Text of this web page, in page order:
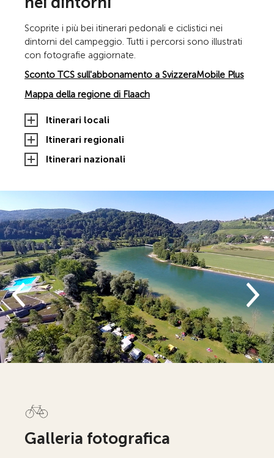
Scoprite i più bei itinerari pedonali e ciclistici nei
dintorni del campeggio. Tutti i percorsi sono illustrati
con fotografie aggiornate.
Sconto TCS sull'abbonamento a SvizzeraMobile Plus
Mappa della regione di Flaach
Itinerari locali
Itinerari regionali
Itinerari nazionali
Galleria fotografica